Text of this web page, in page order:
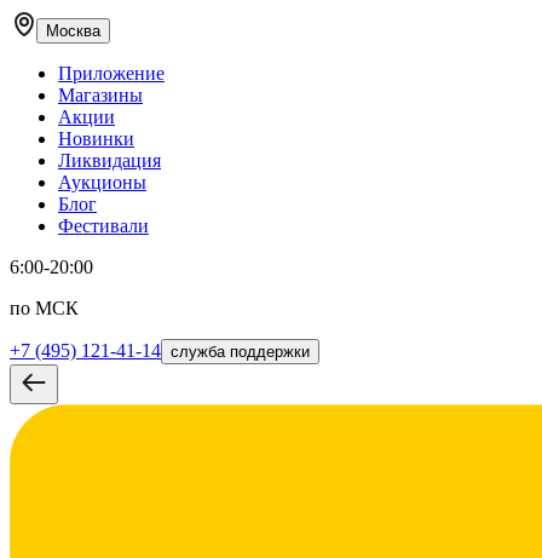
Москва
Приложение
Магазины
Акции
Новинки
Ликвидация
Аукционы
Блог
Фестивали
6:00-20:00
по МСК
+7 (495) 121-41-14 служба поддержки